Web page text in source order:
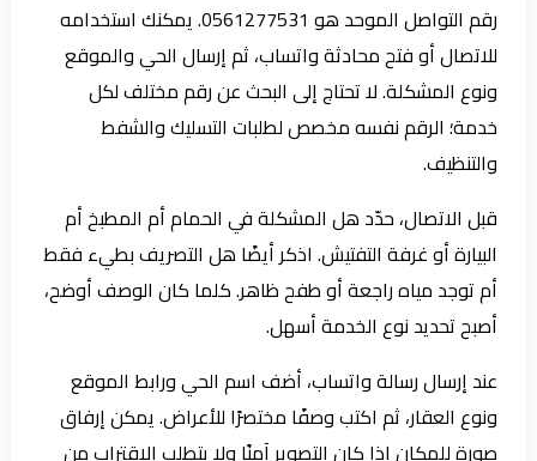
رقم التواصل الموحد هو 0561277531. يمكنك استخدامه
للاتصال أو فتح محادثة واتساب، ثم إرسال الحي والموقع
ونوع المشكلة. لا تحتاج إلى البحث عن رقم مختلف لكل
خدمة؛ الرقم نفسه مخصص لطلبات التسليك والشفط
والتنظيف.
قبل الاتصال، حدّد هل المشكلة في الحمام أم المطبخ أم
البيارة أو غرفة التفتيش. اذكر أيضًا هل التصريف بطيء فقط
أم توجد مياه راجعة أو طفح ظاهر. كلما كان الوصف أوضح،
أصبح تحديد نوع الخدمة أسهل.
عند إرسال رسالة واتساب، أضف اسم الحي ورابط الموقع
ونوع العقار، ثم اكتب وصفًا مختصرًا للأعراض. يمكن إرفاق
صورة للمكان إذا كان التصوير آمنًا ولا يتطلب الاقتراب من